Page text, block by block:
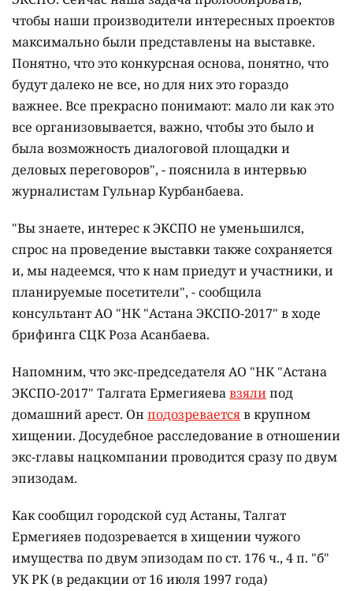
чтобы наши производители интересных проектов
максимально были представлены на выставке.
Понятно, что это конкурсная основа, понятно, что
будут далеко не все, но для них это гораздо
важнее. Все прекрасно понимают: мало ли как это
все организовывается, важно, чтобы это было и
была возможность диалоговой площадки и
деловых переговоров", - пояснила в интервью
журналистам Гульнар Курбанбаева.
"Вы знаете, интерес к ЭКСПО не уменьшился,
спрос на проведение выставки также сохраняется
и, мы надеемся, что к нам приедут и участники, и
планируемые посетители", - сообщила
консультант АО "НК "Астана ЭКСПО-2017" в ходе
брифинга СЦК Роза Асанбаева.
Напомним, что экс-председателяАО "НК "Астана
ЭКСПО-2017" Талгата Ермегияевавзялипод
домашний арест. Он подозреваетсяв крупном
хищении. Досудебное расследование в отношении
экс-главы нацкомпании проводится сразу по двум
эпизодам.
Как сообщил городской суд Астаны, Талгат
Ермегияев подозревается в хищении чужого
имущества по двум эпизодам по ст. 176 ч., 4 п. "б"
УК РК (в редакции от 16 июля 1997 года)